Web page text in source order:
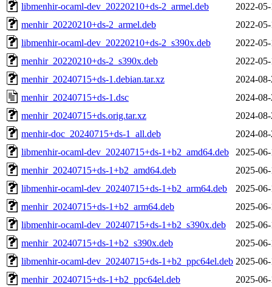
libmenhir-ocaml-dev_20220210+ds-2_armel.deb
2022-
menhir_20220210+ds-2_armel.deb
2022-
libmenhir-ocaml-dev_20220210+ds-2_s390x.deb
2022-
menhir_20220210+ds-2_s390x.deb
2022-
menhir_20240715+ds-1.debian.tar.xz
2024-
menhir_20240715+ds-1.dsc
2024-
menhir_20240715+ds.orig.tar.xz
2024-
menhir-doc_20240715+ds-1_all.deb
2024-
libmenhir-ocaml-dev_20240715+ds-1+b2_amd64.deb
2025-
menhir_20240715+ds-1+b2_amd64.deb
2025-
libmenhir-ocaml-dev_20240715+ds-1+b2_arm64.deb
2025-
menhir_20240715+ds-1+b2_arm64.deb
2025-
libmenhir-ocaml-dev_20240715+ds-1+b2_s390x.deb
2025-
menhir_20240715+ds-1+b2_s390x.deb
2025-
libmenhir-ocaml-dev_20240715+ds-1+b2_ppc64el.deb 2025-
menhir_20240715+ds-1+b2_ppc64el.deb
2025-